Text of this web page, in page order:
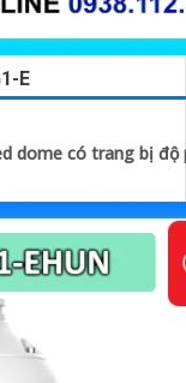
E
dome có trang bị độ